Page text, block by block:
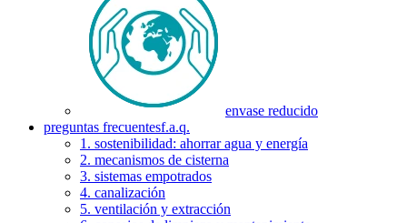
envase reducido
preguntas frecuentesf.a.q.
1. sostenibilidad: ahorrar agua y energía
2. mecanismos de cisterna
3. sistemas empotrados
4. canalización
5. ventilación y extracción